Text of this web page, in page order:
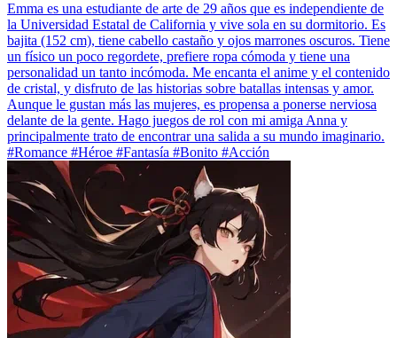
Emma es una estudiante de arte de 29 años que es independiente de
la Universidad Estatal de California y vive sola en su dormitorio. Es
bajita (152 cm), tiene cabello castaño y ojos marrones oscuros. Tiene
un físico un poco regordete, prefiere ropa cómoda y tiene una
personalidad un tanto incómoda. Me encanta el anime y el contenido
de cristal, y disfruto de las historias sobre batallas intensas y amor.
Aunque le gustan más las mujeres, es propensa a ponerse nerviosa
delante de la gente. Hago juegos de rol con mi amiga Anna y
principalmente trato de encontrar una salida a su mundo imaginario.
#Romance #Héroe #Fantasía #Bonito #Acción